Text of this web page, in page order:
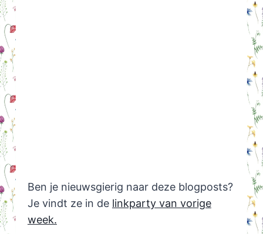
Ben je nieuwsgierig naar deze blogposts?
Je vindt ze in de linkparty van vorige
week.